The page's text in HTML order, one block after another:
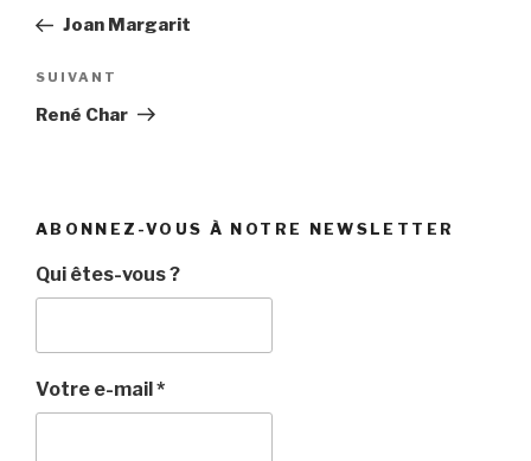
l’article
précédent
Joan Margarit
Article
suivant
SUIVANT
René Char
ABONNEZ-VOUS À NOTRE NEWSLETTER
Qui êtes-vous ?
Votre e-mail*